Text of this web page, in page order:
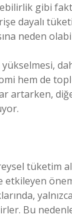
gibi
dayalı
neden
hem de
artarken,
tüketim
etkileyen
Bu